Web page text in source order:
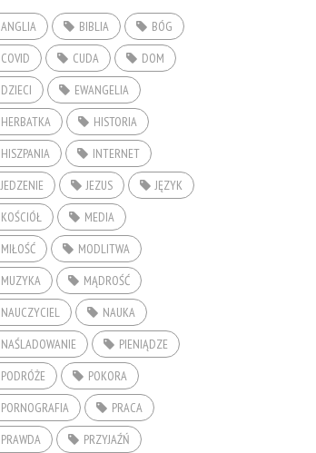
ANGLIA BIBLIA
BÓG
COVID
CUDA
DOM
DZIECI
EWANGELIA
HERBATKA
HISTORIA
HISZPANIA
INTERNET
JEDZENIE
JEZUS
JĘZYK
KOŚCIÓŁ
MEDIA
MIŁOŚĆ
MODLITWA
MUZYKA
MĄDROŚĆ
NAUCZYCIEL
NAUKA
NAŚLADOWANIE
PIENIĄDZE
PODRÓŻE
POKORA
PORNOGRAFIA
PRACA
PRAWDA
PRZYJAŹŃ